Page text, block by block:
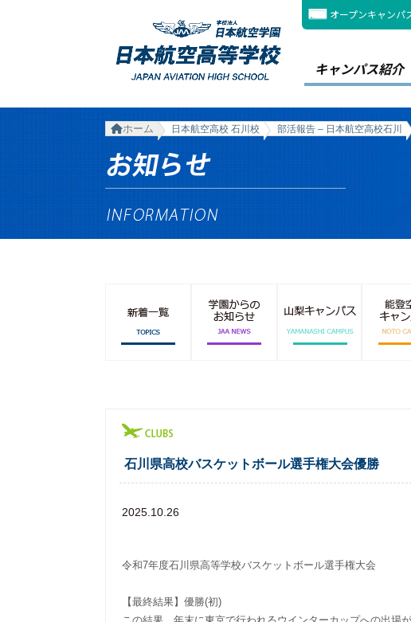
オープンキャンパ
キャンパス紹介
ホーム 日本航空高校 石川校 部活報告 – 日本航空高校石川
石川県高校バスケットボール選手権大会優勝
2025.10.26
令和7年度石川県高等学校バスケットボール選手権大会
【最終結果】優勝(初)